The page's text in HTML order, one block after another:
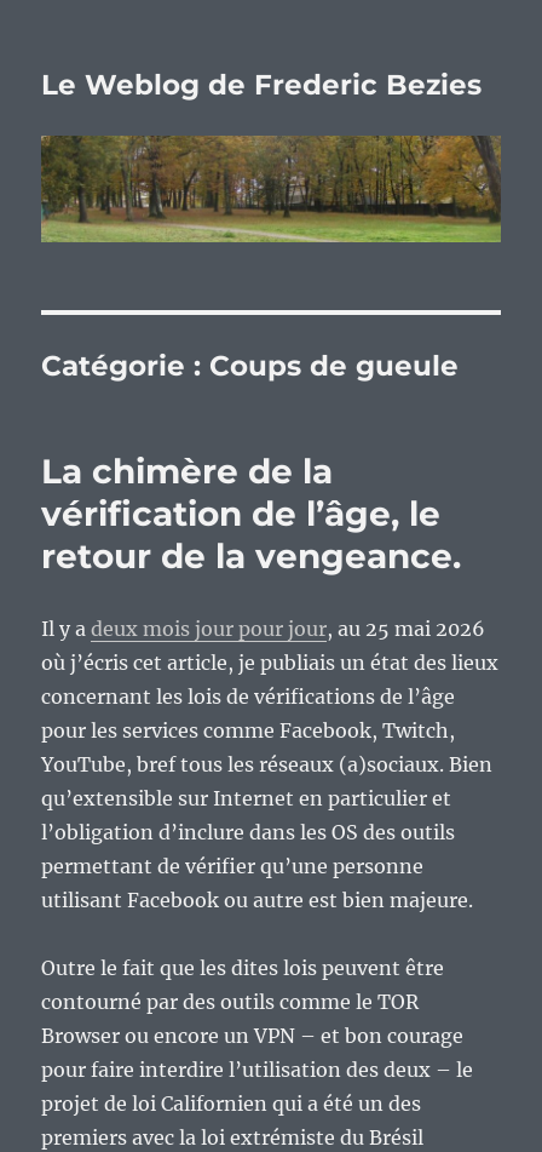
Le Weblog de Frederic Bezies
Catégorie : Coups de gueule
La chimère de la
vérification de l’âge, le
retour de la vengeance.
Il y adeux mois jour pour jour, au 25 mai 2026
où j’écris cet article, je publiais un état des lieux
concernant les lois de vérifications de l’âge
pour les services comme Facebook, Twitch,
YouTube, bref tous les réseaux (a)sociaux. Bien
qu’extensible sur Internet en particulier et
l’obligation d’inclure dans les OS des outils
permettant de vérifier qu’une personne
utilisant Facebook ou autre est bien majeure.
Outre le fait que les dites lois peuvent être
contourné par des outils comme le TOR
Browser ou encore un VPN – et bon courage
pour faire interdire l’utilisation des deux – le
projet de loi Californien qui a été un des
premiers avec la loi extrémiste du Brésil